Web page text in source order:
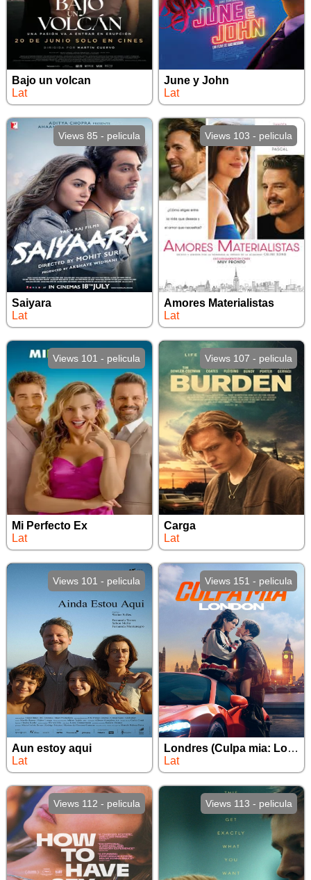
Bajo un volcan
Lat
June y John
Lat
Views 85 - pelicula
Saiyara
Lat
Views 103 - pelicula
Amores Materialistas
Lat
Views 101 - pelicula
Mi Perfecto Ex
Lat
Views 107 - pelicula
Carga
Lat
Views 101 - pelicula
Aun estoy aqui
Lat
Views 151 - pelicula
Londres (Culpa mia: Londres) (2025)
Lat
Views 112 - pelicula Views 113 - pelicula